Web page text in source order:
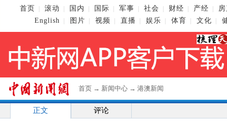
首页 滚动 国内 国际 军事 社会 财经 产经
English
图片 视频 直播 娱乐 体育 文化
首页 → 新闻中心 → 港澳新闻
正文 评论